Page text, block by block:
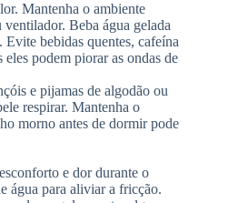
Mantenha o ambiente
Beba água gelada
bebidas quentes, cafeína
podem piorar as ondas de
e pijamas de algodão ou
respirar. Mantenha o
morno antes de dormir pode
e dor durante o
água para aliviar a fricção.